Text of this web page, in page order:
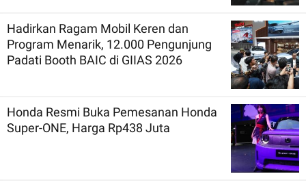
Hadirkan Ragam Mobil Keren dan
Program Menarik, 12.000 Pengunjung
Padati Booth BAIC di GIIAS 2026
Honda Resmi Buka Pemesanan Honda
Super-ONE, Harga Rp438 Juta